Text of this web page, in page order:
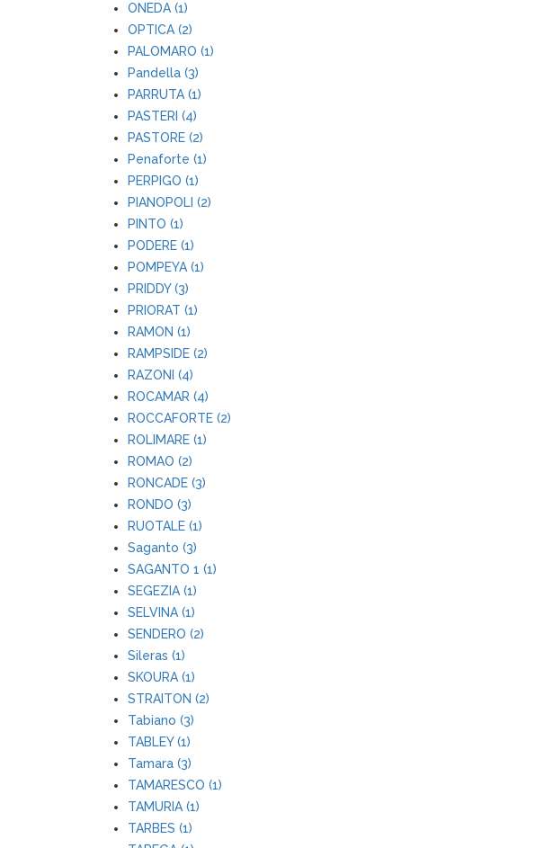
ONEDA (1)
OPTICA (2)
PALOMARO (1)
Pandella (3)
PARRUTA (1)
PASTERI (4)
PASTORE (2)
Penaforte (1)
PERPIGO (1)
PIANOPOLI (2)
PINTO (1)
PODERE (1)
POMPEYA (1)
PRIDDY (3)
PRIORAT (1)
RAMON (1)
RAMPSIDE (2)
RAZONI (4)
ROCAMAR (4)
ROCCAFORTE (2)
ROLIMARE (1)
ROMAO (2)
RONCADE (3)
RONDO (3)
RUOTALE (1)
Saganto (3)
SAGANTO 1 (1)
SEGEZIA (1)
SELVINA (1)
SENDERO (2)
Sileras (1)
SKOURA (1)
STRAITON (2)
Tabiano (3)
TABLEY (1)
Tamara (3)
TAMARESCO (1)
TAMURIA (1)
TARBES (1)